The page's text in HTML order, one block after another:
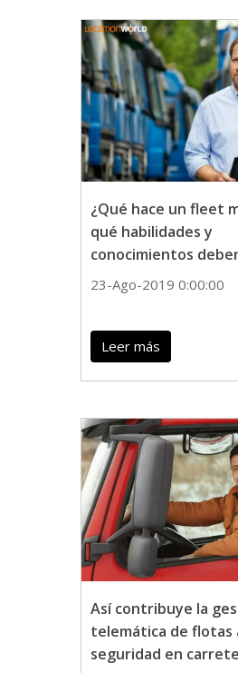
¿Qué hace un fleet
qué habilidades y
conocimientos
23-Ago-2019 0:00:00
Leer más
Así contribuye la
telemática de flotas
seguridad en